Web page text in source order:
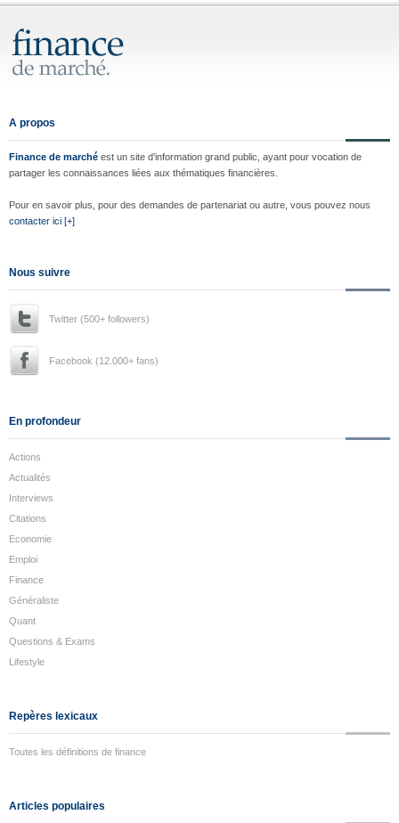
A propos
Finance de marché est un site d'information grand public, ayant pour vocation de
partager les connaissances liées aux thématiques financières.
Pour en savoir plus, pour des demandes de partenariat ou autre, vous pouvez nous
contacter ici [+]
Nous suivre
Twitter (500+ followers)
Facebook (12.000+ fans)
En profondeur
Actions
Actualités
Interviews
Citations
Economie
Emploi
Finance
Généraliste
Quant
Questions & Exams
Lifestyle
Repères lexicaux
Toutes les définitions de finance
Articles populaires